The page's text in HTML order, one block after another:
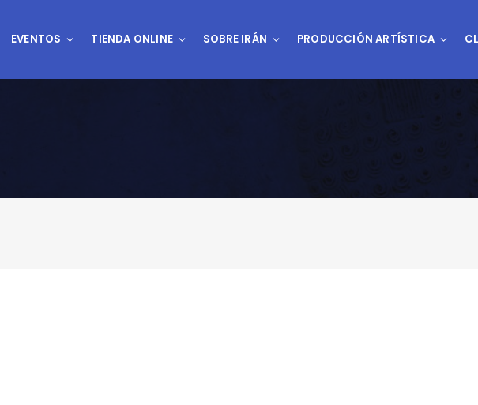
EVENTOS TIENDA ONLINE SOBRE IRÁN PRODUCCIÓN ARTÍSTICA